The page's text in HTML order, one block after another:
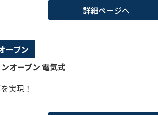
詳細ページへ
ーブン
オーブン 電気式
実現！